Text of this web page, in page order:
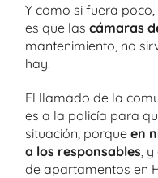
Y como si fuera
es que las cámaras
mantenimiento, no
hay.
El llamado de la
es a la policía para
situación, porque en
a los responsables ,
de apartamentos en